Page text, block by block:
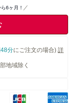
6ヶ月！
分にご注文の場合) 詳
地域除く